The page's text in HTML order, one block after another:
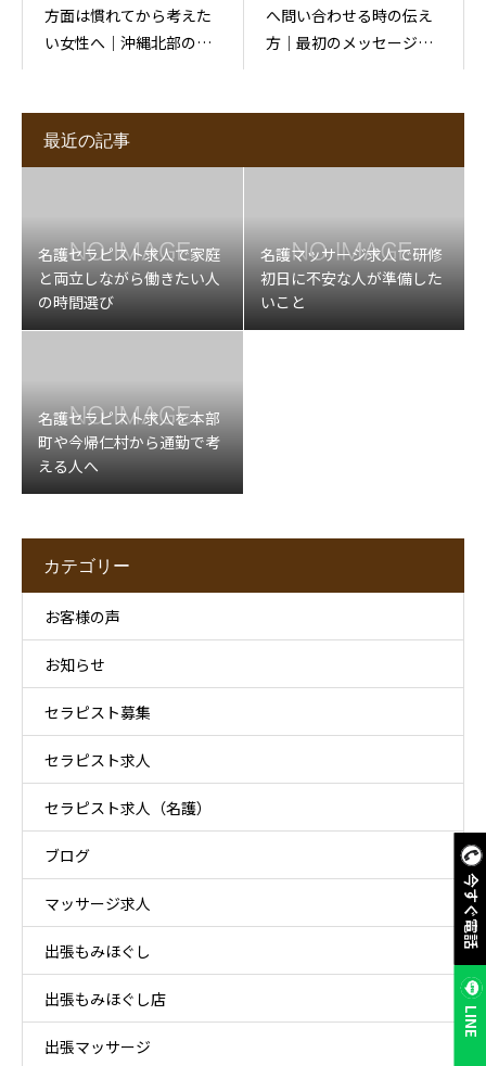
今すぐ電話
LINE
方面は慣れてから考えた
い女性へ｜沖縄北部の求
へ問い合わせる時の伝え
方｜最初のメッセージで
最近の記事
名護セラピスト求人で家庭
と両立しながら働きたい人
の時間選び
名護マッサージ求人で研修
初日に不安な人が準備した
いこと
名護セラピスト求人を本部
町や今帰仁村から通勤で考
える人へ
カテゴリー
お客様の声
お知らせ
セラピスト募集
セラピスト求人
セラピスト求人（名護）
ブログ
マッサージ求人
出張もみほぐし
出張もみほぐし店
出張マッサージ